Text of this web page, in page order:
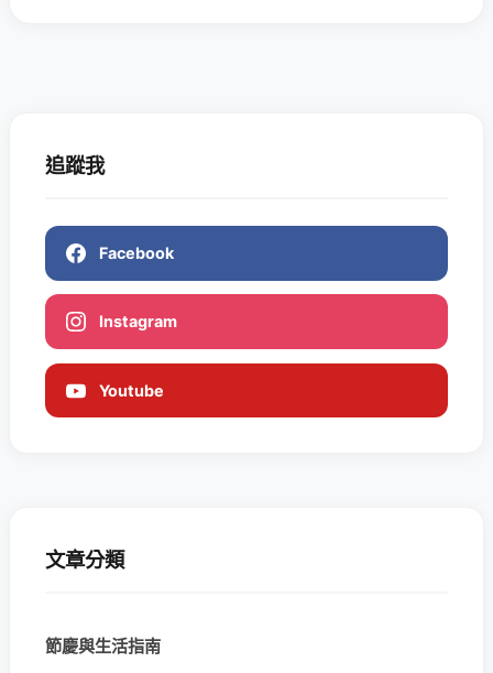
追蹤我
Facebook
Instagram
Youtube
文章分類
節慶與生活指南